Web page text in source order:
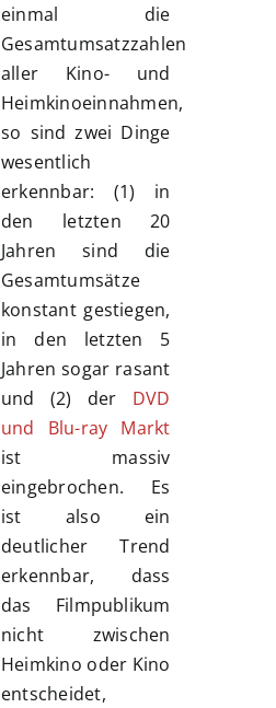
einmal die
Gesamtumsatzzahlen
aller Kino- und
Heimkinoeinnahmen,
so sind zwei Dinge
wesentlich
erkennbar: (1) in
den letzten 20
Jahren sind die
Gesamtumsätze
konstant gestiegen,
in den letzten 5
Jahren sogar rasant
und (2) der DVD
und Blu-ray Markt
ist massiv
eingebrochen. Es
ist also ein
deutlicher Trend
erkennbar, dass
das Filmpublikum
nicht zwischen
Heimkino oder Kino
entscheidet,